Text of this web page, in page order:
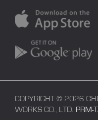
COPYRIGHT © 2026
WORKS CO., LTD. PRM-